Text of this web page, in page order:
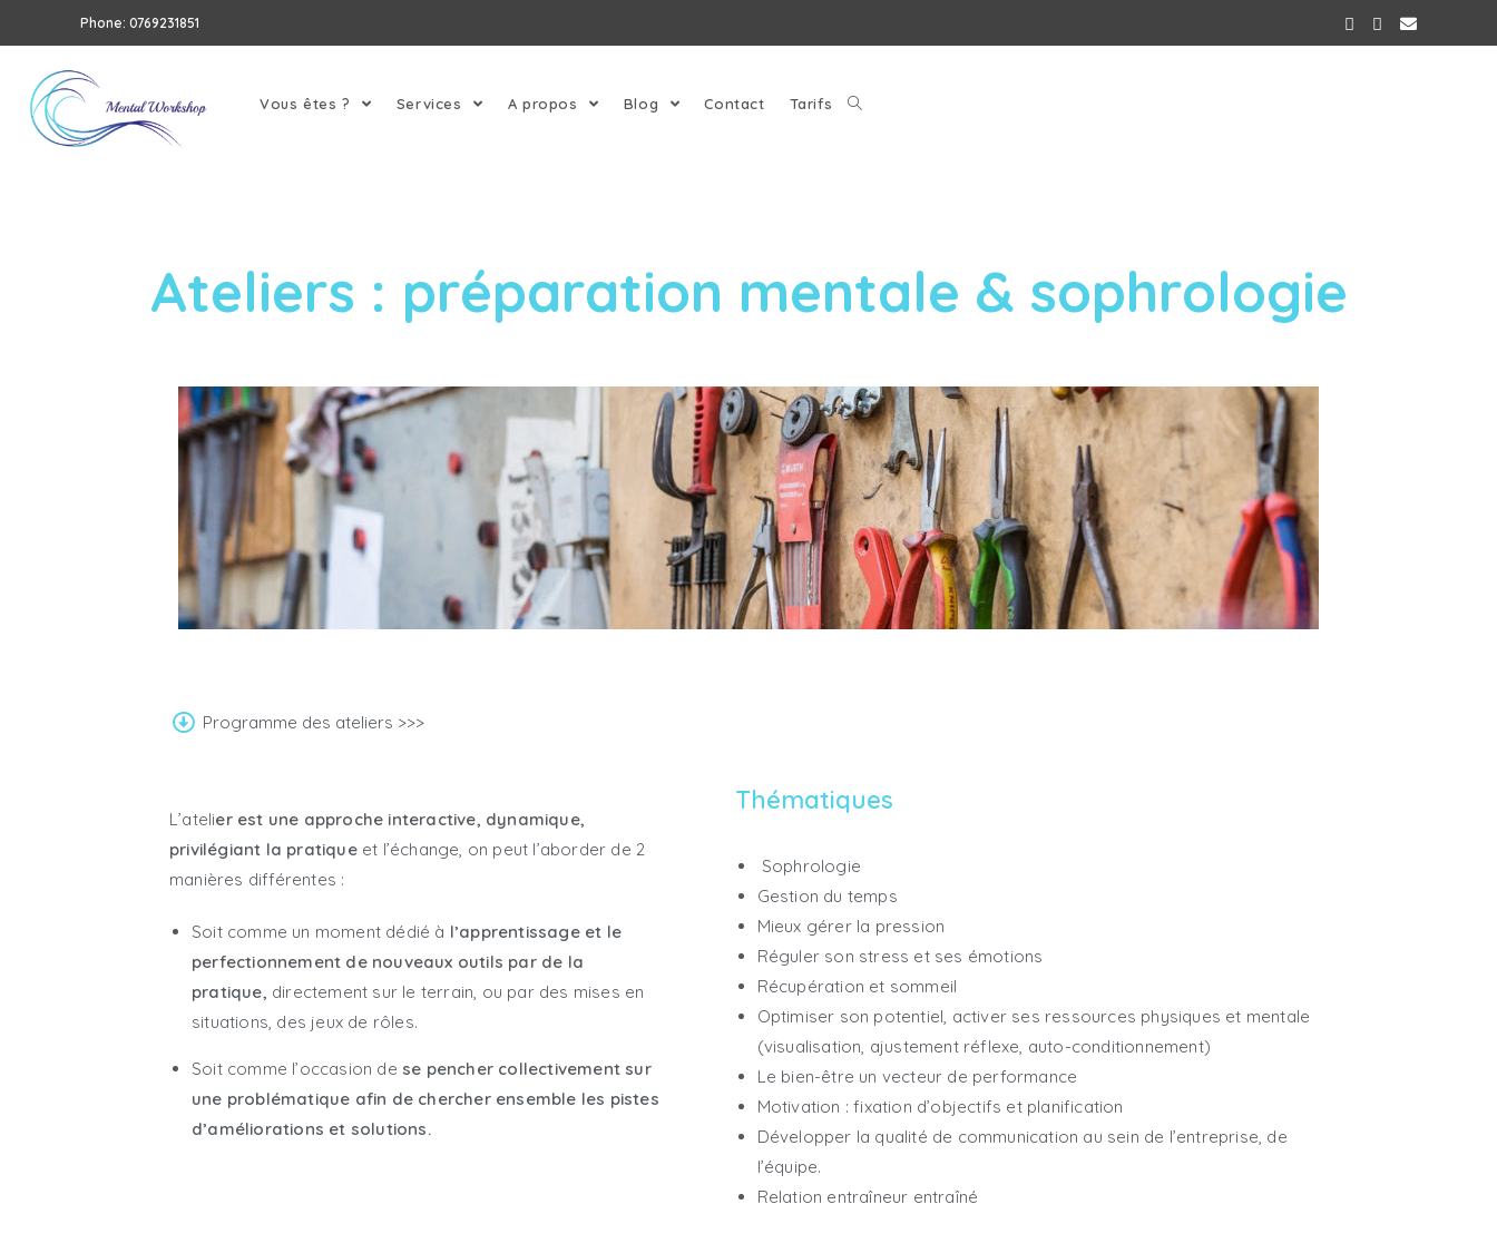
Phone: 0769231851
Vous êtes ? Services A propos Blog Contact Tarifs
Ateliers : préparation mentale & sophrologie
Programme des ateliers >>>
L’atelier est une approche interactive, dynamique,
privilégiant la pratiqueet l’échange, on peut l’aborder de 2
manières différentes :
Soit comme un moment dédié à l’apprentissage et le
perfectionnement de nouveaux outils par de la
pratique, directement sur le terrain, ou par des mises en
situations, des jeux de rôles.
Soit comme l’occasion de se pencher collectivement sur
une problématique afin de chercher ensemble les pistes
d’améliorations et solutions.
Thématiques
Sophrologie
Gestion du temps
Mieux gérer la pression
Réguler son stress et ses émotions
Récupération et sommeil
Optimiser son potentiel, activer ses ressources physiques et mentale
(visualisation, ajustement réflexe, auto-conditionnement)
Le bien-être un vecteur de performance
Motivation : fixation d’objectifs et planification
Développer la qualité de communication au sein de l’entreprise, de
l’équipe.
Relation entraîneur entraîné